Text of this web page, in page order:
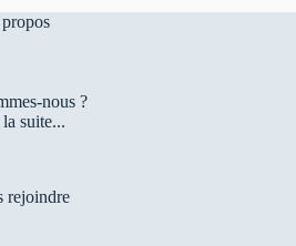
nous ?
suite...
rejoindre